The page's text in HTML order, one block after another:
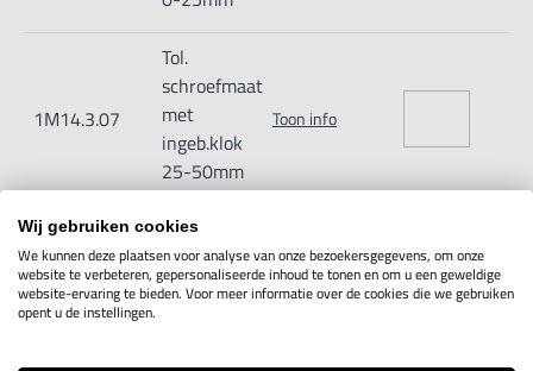
1M14.3.07
Tol.
schroefmaat
met
ingeb.klok
25-50mm
Toon info
1M14.3.08
Tol.
schroefmaat
met
Toon info
Wij gebruiken cookies
We kunnen deze plaatsen voor analyse van onze bezoekersgegevens, om onze
website te verbeteren, gepersonaliseerde inhoud te tonen en om u een geweldige
website-ervaring te bieden. Voor meer informatie over de cookies die we gebruiken
opent u de instellingen.